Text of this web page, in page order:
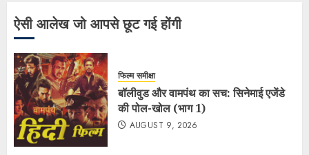
ऐसी आलेख जो आपसे छूट गई होंगी
फिल्म समीक्षा
बॉलीवुड और वामपंथ का सच: सिनेमाई एजेंडे
की पोल-खोल (भाग 1)
AUGUST 9, 2026